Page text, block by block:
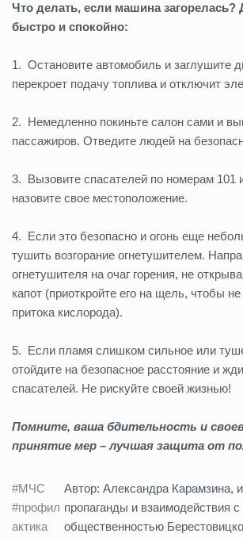
Что делать, если машина загорелась?
быстро и спокойно:
1. Остановите автомобиль и заглушите
перекроет подачу топлива и отключит
2. Немедленно покиньте салон сами и
пассажиров. Отведите людей на
3. Вызовите спасателей по номерам 101
назовите свое местоположение.
4. Если это безопасно и огонь еще
тушить возгорание огнетушителем.
огнетушителя на очаг горения, не
капот (приоткройте его на щель, чтобы
притока кислорода).
5. Если пламя слишком сильное или
отойдите на безопасное расстояние и
спасателей. Не рискуйте своей жизнью!
Помните, ваша бдительность и
принятие мер – лучшая защита от
#МЧС
#профил
актика
Автор: Александра Карамзина,
пропаганды и взаимодействия с
общественностью